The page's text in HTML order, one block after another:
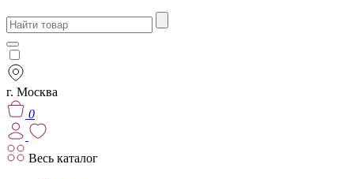
г. Москва
0
Весь каталог